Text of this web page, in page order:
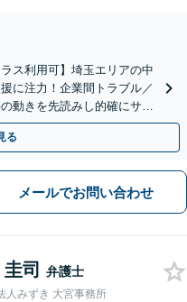
ス利用可】埼玉エリアの中
に注力！企業間トラブル／
動きを先読みし的確にサポ
】【大宮駅3分】
る
メールでお問い合わせ
司 弁護士
人みずき 大宮事務所